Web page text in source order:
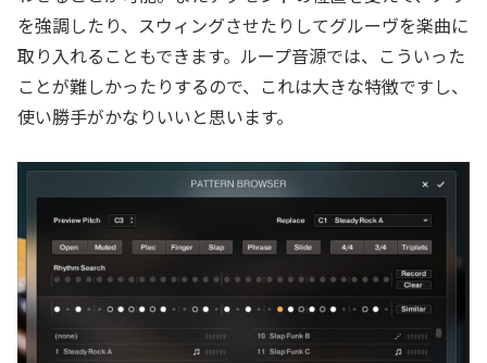
を強調したり、スウィングさせたりしてグルーヴを楽曲に
取り入れることもできます。ループ音源では、こういった
ことが難しかったりするので、これは大きな特徴ですし、
使い勝手がかなりいいと思います。